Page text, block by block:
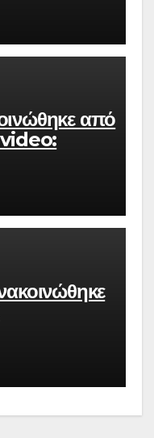
από
video: